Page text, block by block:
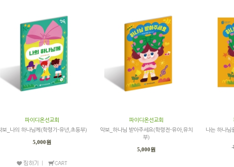
파이디온선교회
보_나의 하나님께(학령기-유년,초등부)
5,000원
파이디온선교회
악보_하나님 받아주세요(학령전-유아,유치
부)
5,000원
나는 하나님